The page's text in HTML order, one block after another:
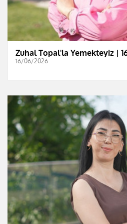
Zuhal Topal'la Yemekteyiz |
16/06/2026